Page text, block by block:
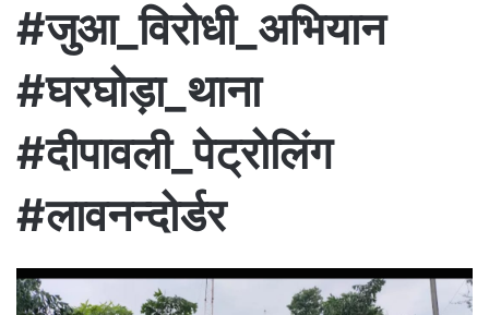
#जुआ_विरोधी_अभियान
#घरघोड़ा_थाना
#दीपावली_पेट्रोलिंग
#लावनन्दोर्डर